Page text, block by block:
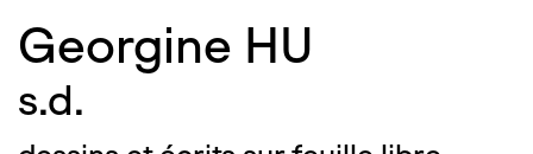
Georgine HU
s.d.